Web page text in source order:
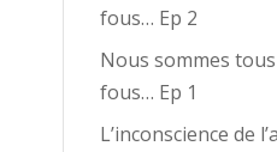
fous… Ep 2
Nous sommes tous
fous… Ep 1
L’inconscience de